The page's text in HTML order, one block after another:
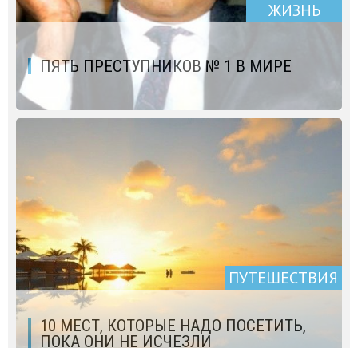
ЖИЗНЬ
ПЯТЬ ПРЕСТУПНИКОВ № 1 В МИРЕ
ПУТЕШЕСТВИЯ
10 МЕСТ, КОТОРЫЕ НАДО ПОСЕТИТЬ,
ПОКА ОНИ НЕ ИСЧЕЗЛИ